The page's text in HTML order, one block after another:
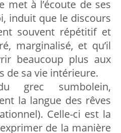
met à l’écoute de ses
induit que le discours
souvent répétitif et
marginalisé, et qu’il
beaucoup plus aux
de sa vie intérieure.
grec sumbolein,
la langue des rêves
Celle-ci est la
de la manière